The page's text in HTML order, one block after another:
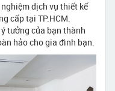
dịch vụ thiết kế
cấp tại TP.HCM.
tưởng của bạn thành
hảo cho gia đình bạn.